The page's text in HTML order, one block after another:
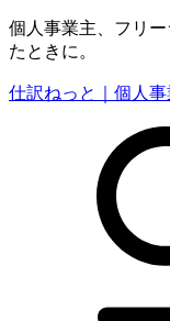
個人事業主、フリ
たときに。
仕訳ねっと｜個人